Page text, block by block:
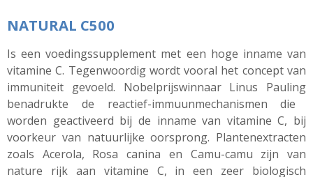
NATURAL C500
Is een voedingssupplement met een hoge inname van
vitamine C. Tegenwoordig wordt vooral het concept van
immuniteit gevoeld. Nobelprijswinnaar Linus
Pauling
benadrukte de reactief-immuunmechanismen die
worden geactiveerd bij de inname van vitamine C, bij
voorkeur van natuurlijke oorsprong. Plantenextracten
zoals Acerola, Rosacanina en Camu-camu zijn van
nature rijk aan vitamine C, in een zeer biologisch